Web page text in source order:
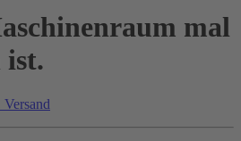
mal
ist.
Versand